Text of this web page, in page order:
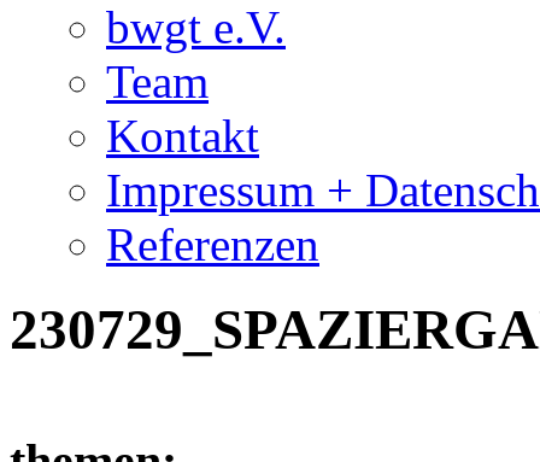
bwgt e.V.
Team
Kontakt
Impressum +
Referenzen